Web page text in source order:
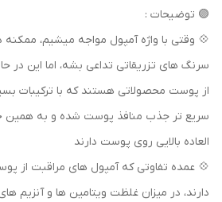
🟣 توضیحات :
💠 وقتی با واژه آمپول مواجه میشیم، ممکنه
سرنگ های تزریقاتی تداعی بشه، اما این در
از پوست محصولاتی هستند که با ترکیبات
سریع تر جذب منافذ پوست شده و به همین
العاده بالایی روی پوست دارند
💠 عمده تفاوتی که آمپول های مراقبت از
دارند، در میزان غلظت ویتامین ها و آنزیم